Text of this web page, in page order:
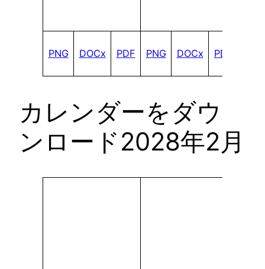
PNG DOCx PDF PNG DOCx PDF
カレンダーをダウ
ンロード2028年2月